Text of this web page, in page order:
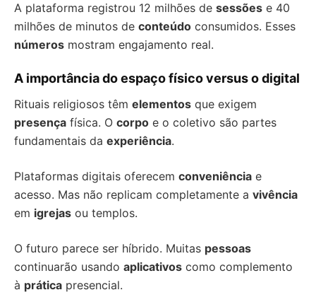
A plataforma registrou 12 milhões de sessões e 40
milhões de minutos de conteúdo consumidos. Esses
números mostram engajamento real.
A importância do espaço físico versus o digital
Rituais religiosos têm elementos que exigem
presença física. O corpo e o coletivo são partes
fundamentais da experiência.
Plataformas digitais oferecem conveniência e
acesso. Mas não replicam completamente a vivência
em igrejas ou templos.
O futuro parece ser híbrido. Muitas pessoas
continuarão usando aplicativos como complemento
à prática presencial.